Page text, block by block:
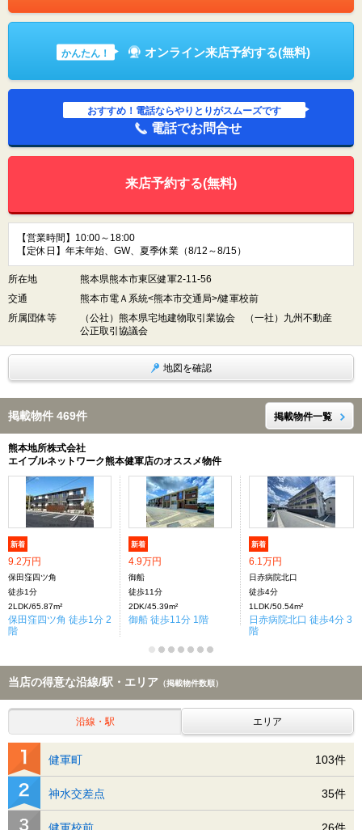
かんたん！ オンライン来店予約する(無料)
おすすめ！電話ならやりとりがスムーズです
電話でお問合せ
来店予約する(無料)
【営業時間】10:00～18:00
【定休日】年末年始、GW、夏季休業（8/12～8/15）
所在地
熊本県熊本市東区健軍2-11-56
交通
熊本市電Ａ系統<熊本市交通局>/健軍校前
所属団体等
（公社）熊本県宅地建物取引業協会 （一社）九州不動産
公正取引協議会
地図を確認
掲載物件 469件 掲載物件一覧
熊本地所株式会社
エイブルネットワーク熊本健軍店のオススメ物件
新着
9.2万円
保田窪四ツ角
徒歩1分
2LDK/65.87m²
保田窪四ツ角 徒歩1分 2
階
新着
4.9万円
御船
徒歩11分
2DK/45.39m²
御船 徒歩11分 1階
新着
6.1万円
日赤病院北口
徒歩4分
1LDK/50.54m²
日赤病院北口 徒歩4分 3
階
当店の得意な沿線/駅・エリア （掲載物件数順）
沿線・駅 エリア
健軍町 103件
神水交差点 35件